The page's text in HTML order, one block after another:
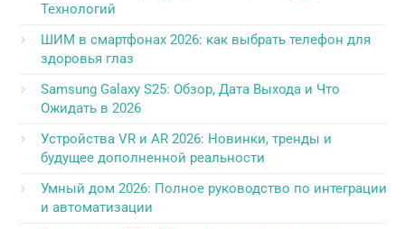
Технологий
ШИМ в смартфонах 2026: как выбрать телефон для
здоровья глаз
Samsung Galaxy S25: Обзор, Дата Выхода и Что
Ожидать в 2026
Устройства VR и AR 2026: Новинки, тренды и
будущее дополненной реальности
Умный дом 2026: Полное руководство по интеграции
и автоматизации